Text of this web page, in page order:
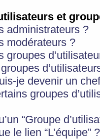
et
administrateurs ?
modérateurs ?
groupes
je devenir un
groupes
“Groupe
le lien “L’équipe” ?